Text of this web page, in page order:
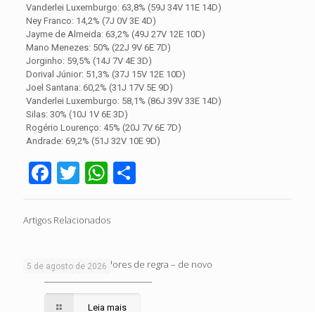
Vanderlei Luxemburgo: 63,8% (59J 34V 11E 14D)
Ney Franco: 14,2% (7J 0V 3E 4D)
Jayme de Almeida: 63,2% (49J 27V 12E 10D)
Mano Menezes: 50% (22J 9V 6E 7D)
Jorginho: 59,5% (14J 7V 4E 3D)
Dorival Júnior: 51,3% (37J 15V 12E 10D)
Joel Santana: 60,2% (31J 17V 5E 9D)
Vanderlei Luxemburgo: 58,1% (86J 39V 33E 14D)
Silas: 30% (10J 1V 6E 3D)
Rogério Lourenço: 45% (20J 7V 6E 7D)
Andrade: 69,2% (51J 32V 10E 9D)
Facebook
TwitterWhatsApp
Share
Artigos Relacionados
5 de agosto de 2026
Sobre haters e cagadores de regra – de novo
Leia mais